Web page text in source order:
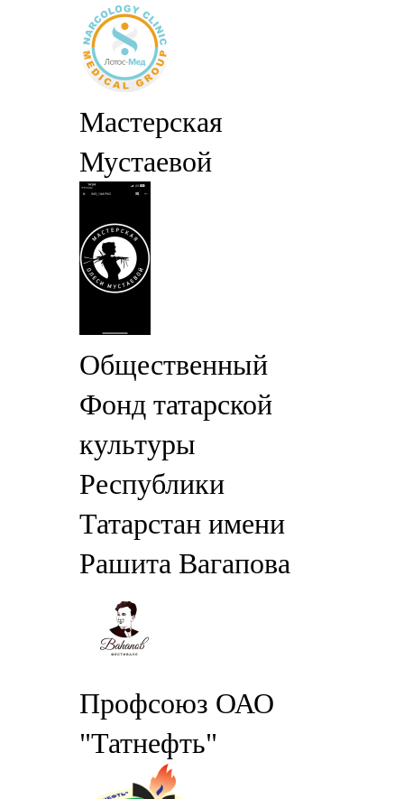
Мастерская
Мустаевой
Общественный
Фонд татарской
культуры
Республики
Татарстан имени
Рашита Вагапова
Профсоюз ОАО
"Татнефть"